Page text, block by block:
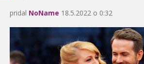
pridal NoName 18.5.2022 o 0:32